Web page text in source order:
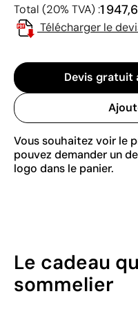
Total (20% TVA) :1
Télécharger le
Devis gratuit
Vous souhaitez voir le
pouvez demander un
logo dans le panier.
Le cadeau
sommelier